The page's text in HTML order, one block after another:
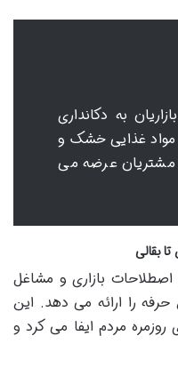
به دکانداری
مواد غذایی خشک و
مشتریان عرضه می
بقالی
بازاری و مشاغل
حرفه را ارائه می دهد. این
مردم ایفا می کرد و